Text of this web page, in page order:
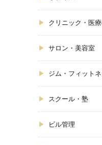
クリニック・医
サロン・美容室
ジム・フィット
スクール・塾
ビル管理